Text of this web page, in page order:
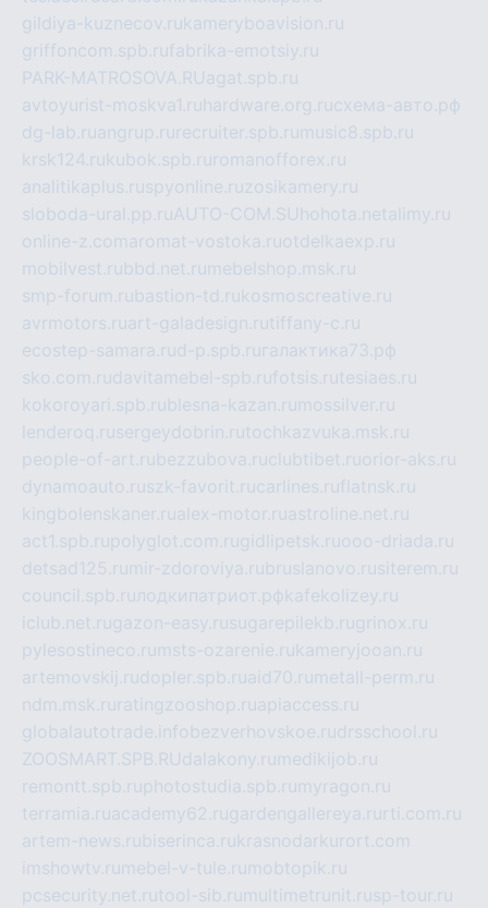
gildiya-kuznecov.rukameryboavision.ru
griffoncom.spb.rufabrika-emotsiy.ru
PARK-MATROSOVA.RUagat.spb.ru
avtoyurist-moskva1.ru hardware.org.ruсхема-авто.рф
dg-lab.ruangrup.ru recruiter.spb.ru music8.spb.ru
krsk124.rukubok.spb.ru romanofforex.ru
analitikaplus.ruspyonline.ruzosikamery.ru
sloboda-ural.pp.ruAUTO-COM.SU hohota.net alimy.ru
online-z.comaromat-vostoka.ruotdelkaexp.ru
mobilvest.rubbd.net.ru mebelshop.msk.ru
smp-forum.rubastion-td.rukosmoscreative.ru
avrmotors.ruart-galadesign.rutiffany-c.ru
ecostep-samara.rud-p.spb.ru галактика73.рф
sko.com.rudavitamebel-spb.rufotsis.rutesiaes.ru
kokoroyari.spb.rublesna-kazan.ru mossilver.ru
lenderoq.rusergeydobrin.rutochkazvuka.msk.ru
people-of-art.rubezzubova.ruclubtibet.ruorior-aks.ru
dynamoauto.ruszk-favorit.rucarlines.ruflatnsk.ru
kingbolenskaner.rualex-motor.ruastroline.net.ru
act1.spb.rupolyglot.com.rugidlipetsk.ruooo-driada.ru
detsad125.ru mir-zdoroviya.rubruslanovo.rusiterem.ru
council.spb.ruлодкипатриот.рфkafekolizey.ru
iclub.net.rugazon-easy.rusugarepilekb.rugrinox.ru
pylesostineco.ru msts-ozarenie.rukameryjooan.ru
artemovskij.rudopler.spb.ruaid70.ru metall-perm.ru
ndm.msk.ru ratingzooshop.ruapiaccess.ru
globalautotrade.info bezverhovskoe.rudrsschool.ru
ZOOSMART.SPB.RUdalakony.ru medikijob.ru
remontt.spb.ruphotostudia.spb.ru myragon.ru
terramia.ruacademy62.rugardengallereya.ru rti.com.ru
artem-news.rubiserinca.rukrasnodarkurort.com
imshowtv.ru mebel-v-tule.ru mobtopik.ru
pcsecurity.net.rutool-sib.ru multimetrunit.rusp-tour.ru